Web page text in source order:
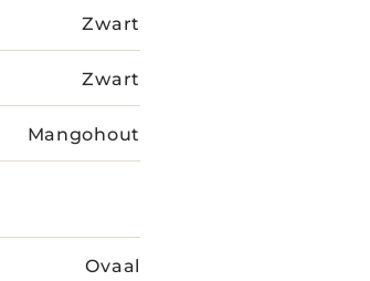
Zwart
Zwart
Mangohout
Ovaal